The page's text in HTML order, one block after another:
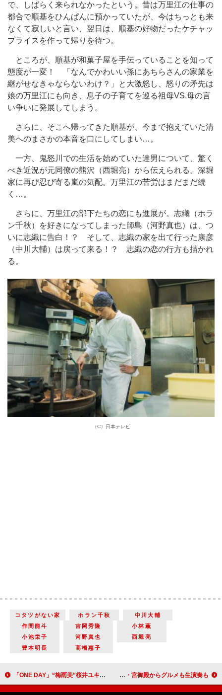
で、しばらく来られなかったという。昔は万里江の仕事の
都合で順基をひんぱんに預かっていたが、今はちっとも来
なくて寂しいと言い、翌日は、順基の好物だったケチャッ
プライスを作って帰りを待つ。
ところが、順基が和菓子屋を手伝っていることを知って
態度が一変！ 「なんでかわいい孫にあちらさんの家業を
継がせなきゃならないわけ？」と大激怒し、怒りの矛先は
娘の万里江にも向き、息子の子育てを巡る祖母VS.母の言
い争いに発展してしまう。
さらに、そこへ帰ってきた順基が、今まで抱えていた清
美へのまさかの本音を口にしてしまい…。
一方、鬼怒川での生活を始めていた達男について、驚く
べき近況が元同僚の熊沢（西堀亮）から伝えられる。深堀
家に再び忍び寄る嵐の気配。万里江の苦労はまだまだ続
く…。
さらに、万里江の部下たちの恋にも進展が。志織（ホラ
ン千秋）を好きになってしまった師島（河野真也）は、つ
いに志織に告白！？ そして、志織の家を出て行った康彦
（中川大輔）は戻って来る！？ 志織の恋の行方も描かれ
る。
（C）日本テレビ
コタツがない家 ホラン千秋
中川大輔
作間龍斗
吉岡秀隆
小林薫
小池栄子
河野真也
西堀亮
豊本明長
高橋惠子
「ONE DAY」“梅雨美”桜井ユキが長年待つ恋人が判明 「まさかの接点でビックリ」「早く迎えに行ってあげて」 BS11で「京都紅葉生中継2023 ～秋を彩る食物語～」が29日放送 通常非公開の東本願寺・宮御殿からグルメも生演奏も！